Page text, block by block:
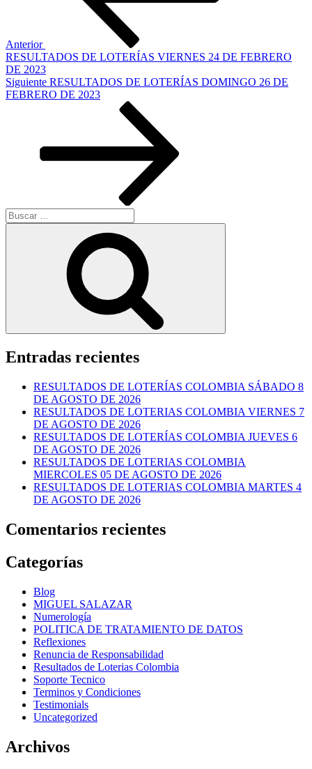
Anterior
RESULTADOS DE LOTERÍAS VIERNES 24 DE FEBRERO
DE 2023
Siguiente
entrada
Siguiente RESULTADOS DE LOTERÍAS DOMINGO 26 DE
FEBRERO DE 2023
Buscar
por:
Entradas recientes
RESULTADOS DE LOTERÍAS COLOMBIA SÁBADO 8
DE AGOSTO DE 2026
RESULTADOS DE LOTERIAS COLOMBIA VIERNES 7
DE AGOSTO DE 2026
RESULTADOS DE LOTERÍAS COLOMBIA JUEVES 6
DE AGOSTO DE 2026
RESULTADOS DE LOTERIAS COLOMBIA
MIERCOLES 05 DE AGOSTO DE 2026
RESULTADOS DE LOTERIAS COLOMBIA MARTES 4
DE AGOSTO DE 2026
Comentarios recientes
Categorías
Blog
MIGUEL SALAZAR
Numerología
POLITICA DE TRATAMIENTO DE DATOS
Reflexiones
Renuncia de Responsabilidad
Resultados de Loterias Colombia
Soporte Tecnico
Terminos y Condiciones
Testimonials
Uncategorized
Archivos